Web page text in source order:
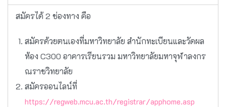
สมัครได้ 2 ช่องทาง คือ
สมัครด้วยตนเองที่มหาวิทยาลัย สำนักทะเบียนและวัดผล
ห้อง C300 อาคารเรียนรวม มหาวิทยาลัยมหาจุฬาลงกร
ณราชวิทยาลัย
สมัครออนไลน์ที่
https://regweb.mcu.ac.th/registrar/apphome.asp